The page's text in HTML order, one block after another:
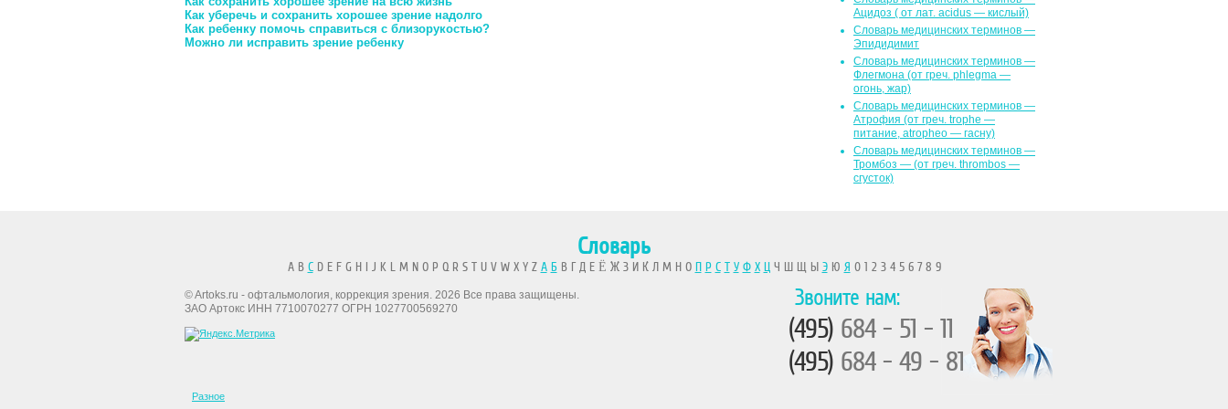
Как уберечь и сохранить хорошее зрение надолго
Как ребенку помочь справиться с близорукостью?
Можно ли исправить зрение ребенку
Ацидоз ( от лат. асidus — кислый)
Словарь медицинских терминов —
Эпидидимит
Словарь медицинских терминов —
Флегмона (от гpeч. phlegma —
огонь, жар)
Словарь медицинских терминов —
Атрофия (от греч. trophe —
питание, atropheo — гасну)
Словарь медицинских терминов —
Тромбоз — (от греч. thrombos —
сгусток)
Словарь
A B CD E F G H I J K L M N O P Q R S T U V W X Y Z А БВ Г Д Е Ё Ж З И К Л М Н О П Р С Т У Ф Х ЦЧ Ш Щ Ы ЭЮ Я 0 1 2 3 4 5 6 7 8 9
© Artoks.ru - офтальмология, коррекция зрения. 2026 Все права защищены.
ЗАО Артокс ИНН 7710070277 ОГРН 1027700569270
Звоните нам:
(495) 684 - 51 - 11
(495) 684 - 49 - 81
Разное